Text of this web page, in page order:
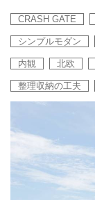
CRASH GATE
シンプルモダン
内観 北欧
整理収納の工夫